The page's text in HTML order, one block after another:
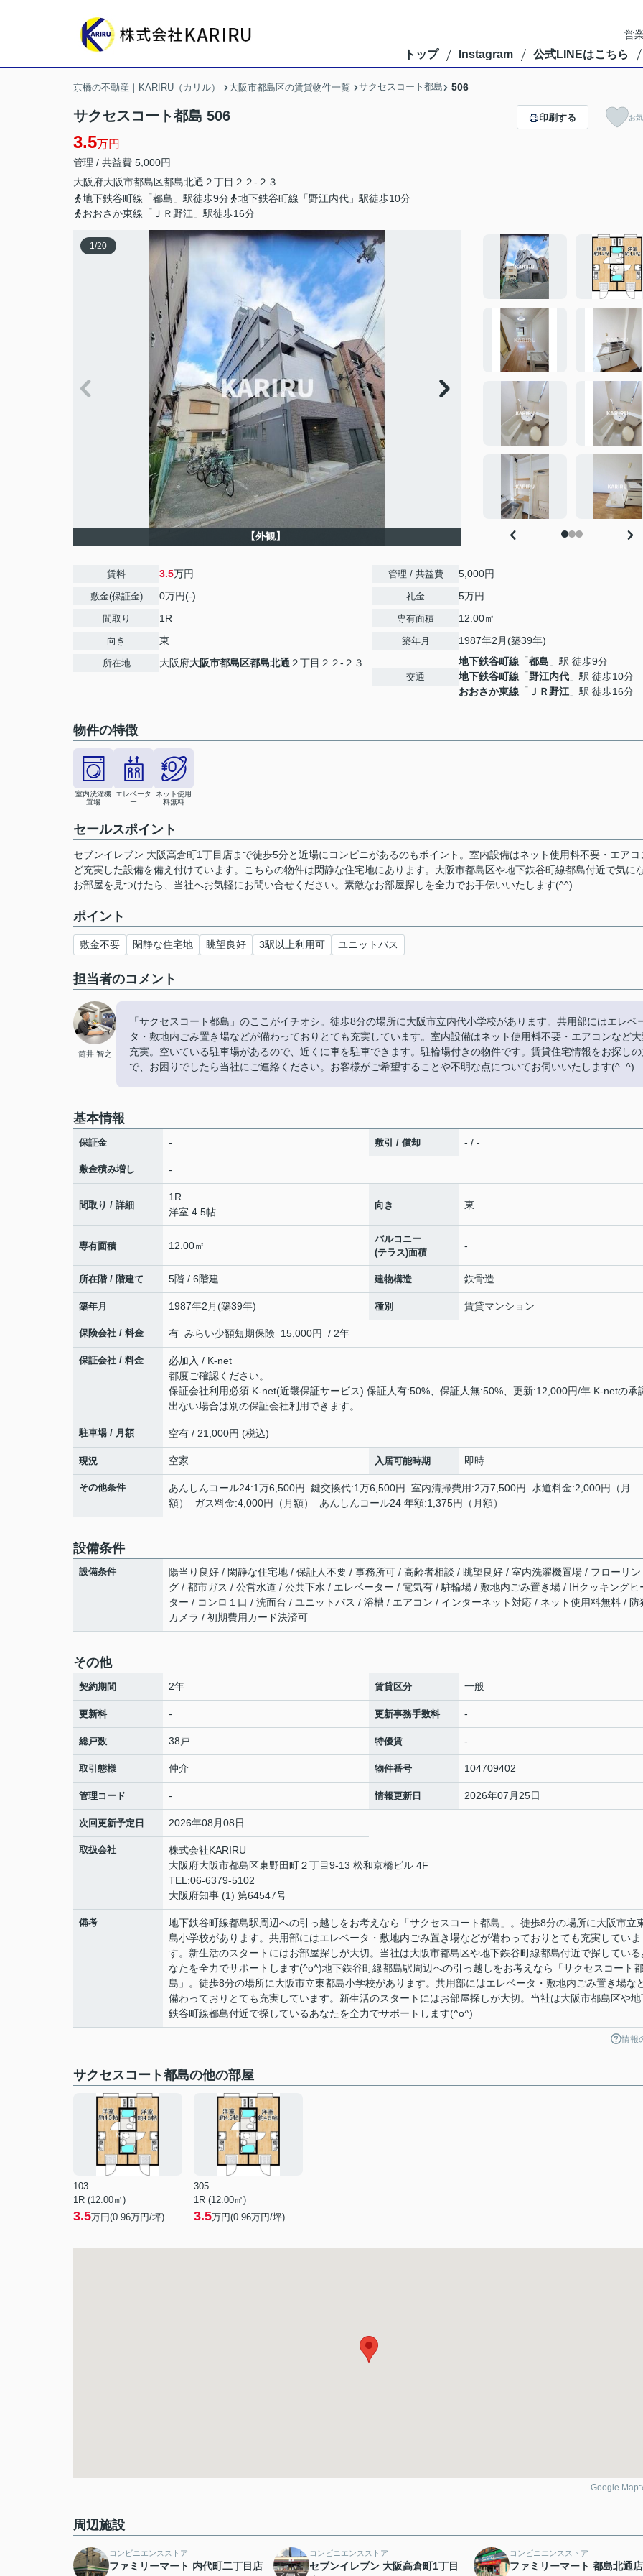
営
トップ Instagram 公式LINEはこちら
京橋の不動産｜KARIRU（カリル） 大阪市都島区の賃貸物件一覧 サクセスコート都島 506
サクセスコート都島 506
3.5万円
管理 / 共益費 5,000円
大阪府大阪市都島区都島北通 ２丁目２２-２３
地下鉄谷町線「都島」駅徒歩9分
地下鉄谷町線「野江内代」駅徒歩10分
おおさか東線「ＪＲ野江」駅徒歩16分
印刷する お
1/20
【外観】
賃料 3.5万円
敷金(保証金) 0万円(-)
間取り 1R
向き 東
所在地 大阪府大阪市都島区都島北通 ２丁目２２-２３
管理 / 共益費 5,000円
礼金 5万円
専有面積 12.00㎡
築年月 1987年2月(築39年)
交通
地下鉄谷町線 「都島 」駅 徒歩9分
地下鉄谷町線 「野江内代 」駅 徒歩10分
おおさか東線 「 ＪＲ野江 」駅 徒歩16分
物件の特徴
室内洗濯機
置場
エレベータ
ー
ネット使用
料無料
セールスポイント
セブンイレブン 大阪高倉町1丁目店まで徒歩5分と近場にコンビニがあるのもポイント。室内設備はネット使用料不要・エアコ
ど充実した設備を備え付けています。こちらの物件は閑静な住宅地にあります。大阪市都島区や地下鉄谷町線都島付近で気に
お部屋を見つけたら、当社へお気軽にお問い合せください。素敵なお部屋探しを全力でお手伝いいたします(^^)
ポイント
敷金不要 閑静な住宅地 眺望良好 3駅以上利用可 ユニットバス
担当者のコメント
筒井 智之
「サクセスコート都島」のここがイチオシ。徒歩8分の場所に大阪市立内代小学校があります。共用部にはエレベ
タ・敷地内ごみ置き場などが備わっておりとても充実しています。室内設備はネット使用料不要・エアコンなど
充実。空いている駐車場があるので、近くに車を駐車できます。駐輪場付きの物件です。賃貸住宅情報をお探し
で、お困りでしたら当社にご連絡ください。お客様がご希望することや不明な点についてお伺いいたします(^_^)
基本情報
保証金 - 敷引 / 償却 - / -
敷金積み増し -
間取り / 詳細
1R
洋室 4.5帖
向き 東
専有面積 12.00㎡
バルコニー
(テラス)面積
-
所在階 / 階建て 5階 / 6階建 建物構造 鉄骨造
築年月 1987年2月(築39年) 種別 賃貸マンション
保険会社 / 料金 有 みらい少額短期保険 15,000円 / 2年
保証会社 / 料金
必加入 / K-net
都度ご確認ください。
保証会社利用必須 K-net(近畿保証サービス) 保証人有:50%、保証人無:50%、更新:12,000円/年 K-netの承
出ない場合は別の保証会社利用できます。
駐車場 / 月額 空有 / 21,000円 (税込)
現況 空家 入居可能時期 即時
その他条件
あんしんコール24:1万6,500円 鍵交換代:1万6,500円 室内清掃費用:2万7,500円 水道料金:2,000円（月
額） ガス料金:4,000円（月額） あんしんコール24 年額:1,375円（月額）
設備条件
設備条件
陽当り良好 / 閑静な住宅地 / 保証人不要 / 事務所可 / 高齢者相談 / 眺望良好 / 室内洗濯機置場 / フローリン
グ / 都市ガス / 公営水道 / 公共下水 / エレベーター / 電気有 / 駐輪場 / 敷地内ごみ置き場 / IHクッキングヒ
ター / コンロ１口 / 洗面台 / ユニットバス / 浴槽 / エアコン / インターネット対応 / ネット使用料無料 / 防
カメラ / 初期費用カード決済可
その他
契約期間 2年 賃貸区分 一般
更新料 - 更新事務手数料 -
総戸数 38戸 特優賃 -
取引態様 仲介 物件番号 104709402
管理コード - 情報更新日 2026年07月25日
次回更新予定日 2026年08月08日
取扱会社
株式会社KARIRU
大阪府大阪市都島区東野田町２丁目9-13 松和京橋ビル 4F
TEL:06-6379-5102
大阪府知事 (1) 第64547号
備考
地下鉄谷町線都島駅周辺への引っ越しをお考えなら「サクセスコート都島」。徒歩8分の場所に大阪市立
島小学校があります。共用部にはエレベータ・敷地内ごみ置き場などが備わっておりとても充実していま
す。新生活のスタートにはお部屋探しが大切。当社は大阪市都島区や地下鉄谷町線都島付近で探している
なたを全力でサポートします(^o^)地下鉄谷町線都島駅周辺への引っ越しをお考えなら「サクセスコート都
島」。徒歩8分の場所に大阪市立東都島小学校があります。共用部にはエレベータ・敷地内ごみ置き場な
備わっておりとても充実しています。新生活のスタートにはお部屋探しが大切。当社は大阪市都島区や地
鉄谷町線都島付近で探しているあなたを全力でサポートします(^o^)
情報
サクセスコート都島の他の部屋
103
1R (12.00㎡)
3.5万円(0.96万円/坪)
305
1R (12.00㎡)
3.5万円(0.96万円/坪)
Google Map
周辺施設
コンビニエンスストア
ファミリーマート 内代町二丁目店
コンビニエンスストア
セブンイレブン 大阪高倉町1丁目
コンビニエンスストア
ファミリーマート 都島北通店